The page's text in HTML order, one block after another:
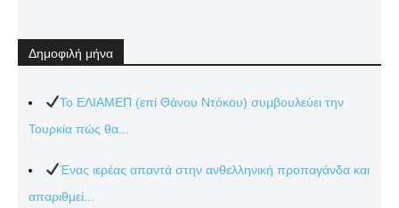
Δημοφιλή μήνα
Το ΕΛΙΑΜΕΠ (επί Θάνου Ντόκου) συμβουλεύει την
Τουρκία πώς θα...
Ένας ιερέας απαντά στην ανθελληνική προπαγάνδα και
απαριθμεί...